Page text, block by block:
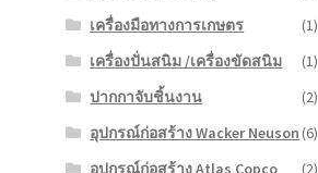
เครื่องมือทางการเกษตร
(1)
เครื่องปั่นสนิม /เครื่องขัดสนิม
(1)
ปากกาจับชิ้นงาน
(2)
อุปกรณ์ก่อสร้าง Wacker Neuson (6)
อุปกรณ์ก่อสร้าง Atlas Copco
(2)